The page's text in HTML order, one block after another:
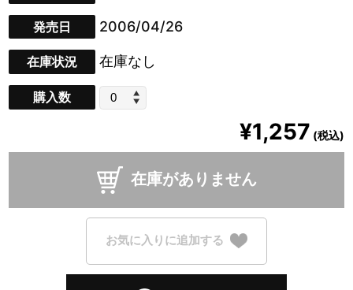
発売日 2006/04/26
在庫状況 在庫なし
購入数
¥1,257 (税込)
在庫がありません
お気に入りに追加する